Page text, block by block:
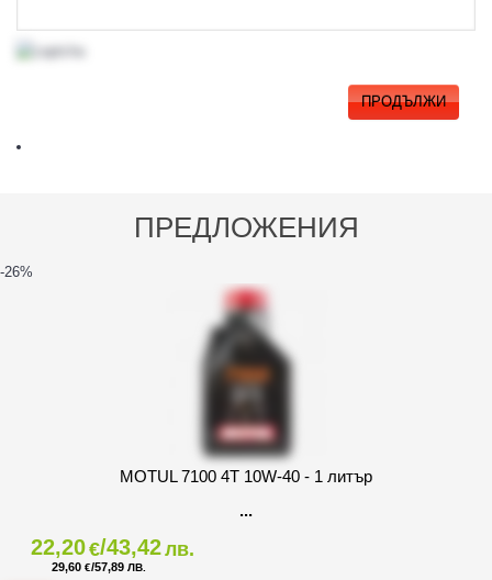
ПРОДЪЛЖИ
ПРЕДЛОЖЕНИЯ
-26%
MOTUL 7100 4T 10W-40 - 1 литър
22,20€/43,42лв.
29,60 €/57,89 ЛВ.